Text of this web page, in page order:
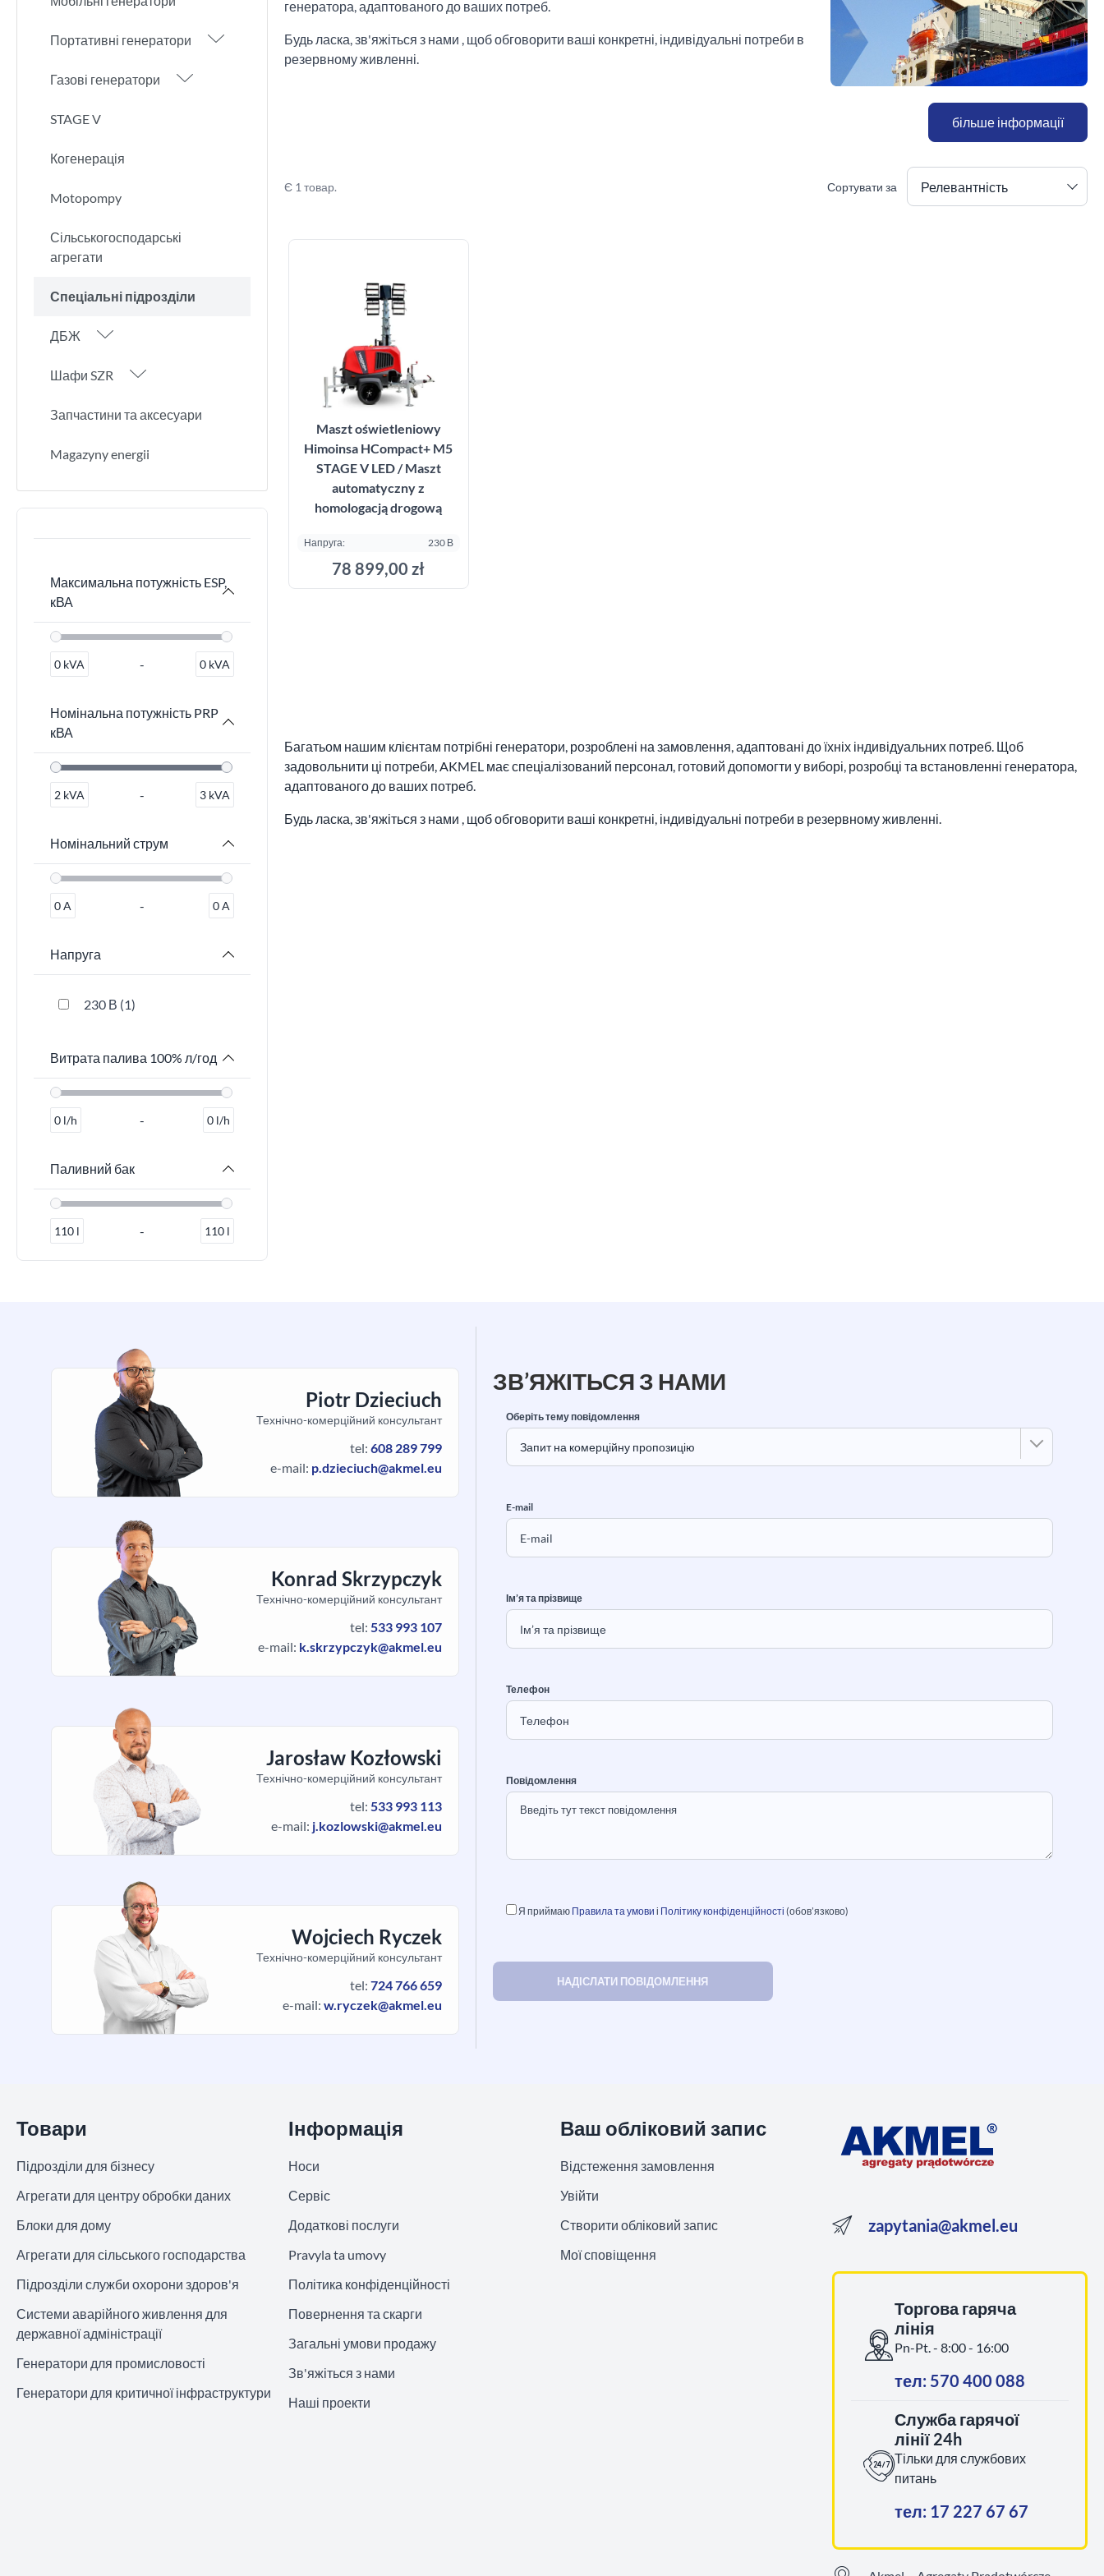
Портативні генератори
Газові генератори
STAGE V
Когенерація
Motopompy
Сільськогосподарські
агрегати
Спеціальні підрозділи
ДБЖ
Шафи SZR
Запчастини та аксесуари
Magazyny energii
Максимальна потужність ESP,
кВА
0 kVA - 0 kVA
Номінальна потужність PRP
кВА
2 kVA - 3 kVA
Номінальний струм
0A - 0A
Напруга
230 В 1
Витрата палива 100% л/год
0 l/h - 0 l/h
Паливний бак
110 l - 110 l
генератора, адаптованого до ваших потреб.
Будь ласка, зв'яжіться з нами , щоб обговорити ваші конкретні, індивідуальні потреби в
резервному живленні.
більше інформації
Сортувати за Релевантність
Є 1 товар.
Maszt oświetleniowy
Himoinsa HCompact+ M5
STAGE V LED / Maszt
automatyczny z
homologacją drogową
Напруга: 230 В
78 899,00 zł
Багатьом нашим клієнтам потрібні генератори, розроблені на замовлення, адаптовані до їхніх індивідуальних потреб. Щоб
задовольнити ці потреби, AKMEL має спеціалізований персонал, готовий допомогти у виборі, розробці та встановленні генератора,
адаптованого до ваших потреб.
Будь ласка, зв'яжіться з нами , щоб обговорити ваші конкретні, індивідуальні потреби в резервному живленні.
Piotr Dzieciuch
Технічно-комерційний консультант
tel: 608 289 799
e-mail: p.dzieciuch@akmel.eu
Konrad Skrzypczyk
Технічно-комерційний консультант
tel: 533 993 107
e-mail: k.skrzypczyk@akmel.eu
Jarosław Kozłowski
Технічно-комерційний консультант
tel: 533 993 113
e-mail: j.kozlowski@akmel.eu
Wojciech Ryczek
Технічно-комерційний консультант
tel: 724 766 659
e-mail: w.ryczek@akmel.eu
ЗВ’ЯЖІТЬСЯ З НАМИ
Оберіть тему повідомлення
E-mail
Ім’я та прізвище
Телефон
Повідомлення
Я приймаю Правила та умови і Політику конфіденційності (обов’язково)
Товари
Підрозділи для бізнесу
Агрегати для центру обробки даних
Блоки для дому
Агрегати для сільського господарства
Підрозділи служби охорони здоров'я
Системи аварійного живлення для
державної адміністрації
Генератори для промисловості
Генератори для критичної інфраструктури
Інформація
Носи
Сервіс
Додаткові послуги
Pravyla ta umovy
Політика конфіденційності
Повернення та скарги
Загальні умови продажу
Зв'яжіться з нами
Наші проекти
Ваш обліковий запис
Відстеження замовлення
Увійти
Створити обліковий запис
Мої сповіщення
zapytania@akmel.eu
Торгова гаряча
лінія
Pn-Pt. - 8:00 - 16:00
тел: 570 400 088
Служба гарячої
лінії 24h
Тільки для службових
питань
тел: 17 227 67 67